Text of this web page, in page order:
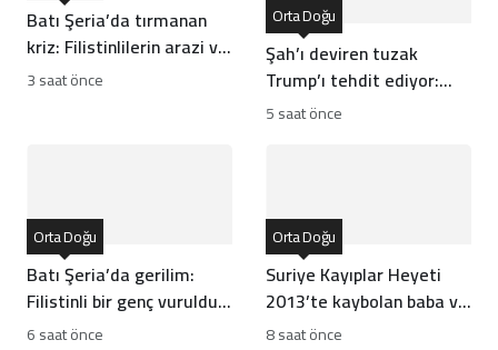
Batı Şeria’da tırmanan
kriz: Filistinlilerin arazi ve
mülklerine baskı artıyor
3 saat önce
Şah’ı deviren tuzak
Trump’ı tehdit ediyor:
Batı İran rejiminin
Orta Doğu
5 saat önce
Batı Şeria’da gerilim:
Filistinli bir genç vuruldu,
sınıflar yıkıldı
Orta Doğu
6 saat önce
Suriye Kayıplar Heyeti
2013’te kaybolan baba ve
oğlun akıbetini açıkladı
Orta Doğu
8 saat önce